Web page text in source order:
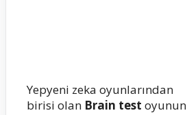
Yepyeni zeka oyunlarından
birisi olan Brain test oyunun